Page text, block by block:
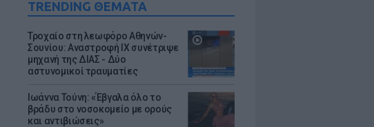
TRENDING ΘΕΜΑΤΑ
Τροχαίο στη λεωφόρο Αθηνών-
Σουνίου: Αναστροφή ΙΧ συνέτριψε
μηχανή της ΔΙΑΣ - Δύο
αστυνομικοί τραυματίες
Ιωάννα Τούνη: «Έβγαλα όλο το
βράδυ στο νοσοκομείο με ορούς
και αντιβιώσεις»